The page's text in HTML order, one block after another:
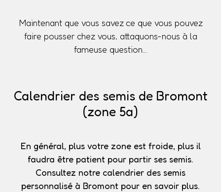
Maintenant que vous savez ce que vous pouvez
faire pousser chez vous, attaquons-nous à la
fameuse question...
Calendrier des semis de Bromont
(zone 5a)
En général, plus votre zone est froide, plus il
faudra être patient pour partir ses semis.
Consultez notre calendrier des semis
personnalisé à Bromont pour en savoir plus.